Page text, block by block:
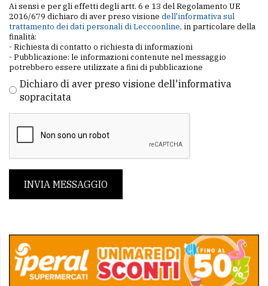
Ai sensi e per gli effetti degli artt. 6 e 13 del Regolamento UE
2016/679 dichiaro di aver preso visione dell'informativa sul
trattamento dei dati personali di Leccoonline, in particolare della
finalità:
- Richiesta di contatto o richiesta di informazioni
- Pubblicazione: le informazioni contenute nel messaggio
potrebbero essere utilizzate a fini di pubblicazione
Dichiaro di aver preso visione dell'informativa
sopracitata
INVIA MESSAGGIO